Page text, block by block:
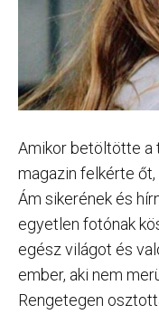
Amikor betöltötte a
magazin felkérte
Ám sikerének és
egyetlen fotónak
egész világot és
ember, aki nem
Rengetegen